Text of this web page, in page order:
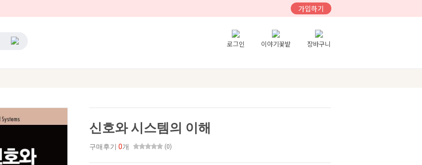
가입하기
로그인 이야기꽃밭 장바구니
신호와 시스템의 이해
구매후기 0개 (0)